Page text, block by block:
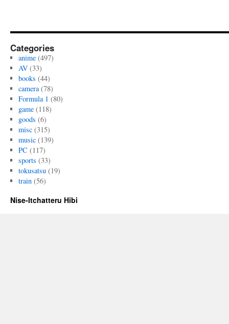
Categories
anime(497)
AV(33)
books (44)
camera(78)
Formula 1 (80)
game(118)
goods (6)
misc(315)
music(139)
PC (117)
sports (33)
tokusatsu(19)
train(56)
Nise-Itchatteru Hibi